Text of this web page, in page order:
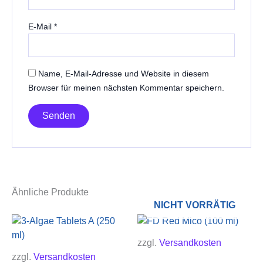
E-Mail *
Name, E-Mail-Adresse und Website in diesem
Browser für meinen nächsten Kommentar speichern.
Ähnliche Produkte
zzgl. Versandkosten
NICHT VORRÄTIG
zzgl. Versandkosten